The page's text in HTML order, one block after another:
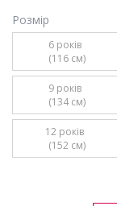
Розмір
6 років
(116 см)
9 років
(134 см)
12 років
(152 см)